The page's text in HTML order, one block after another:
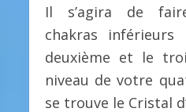
Il s’agira de
chakras
deuxième et le
niveau de votre
se trouve le Cristal